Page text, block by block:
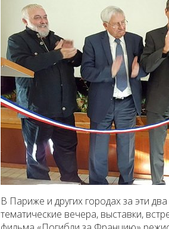
В Париже и других городах за эти
тематические вечера, выставки,